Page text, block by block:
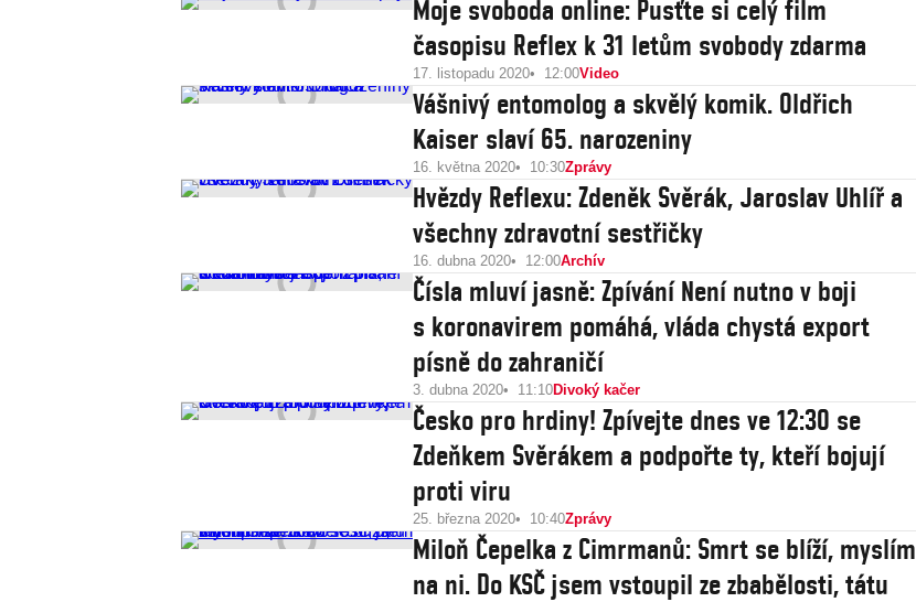
Moje svoboda online: Pusťte si celý film
časopisu Reflex k 31 letům svobody zdarma
17. listopadu 2020 12:00Video
Vášnivý entomolog a skvělý komik. Oldřich
Kaiser slaví 65. narozeniny
16. května 2020 10:30Zprávy
Hvězdy Reflexu: Zdeněk Svěrák, Jaroslav Uhlíř a
všechny zdravotní sestřičky
16. dubna 2020 12:00Archív
Čísla mluví jasně: Zpívání Není nutno v boji
s koronavirem pomáhá, vláda chystá export
písně do zahraničí
3. dubna 2020 11:10Divoký kačer
Česko pro hrdiny! Zpívejte dnes ve 12:30 se
Zdeňkem Svěrákem a podpořte ty, kteří bojují
proti viru
25. března 2020 10:40Zprávy
Miloň Čepelka z Cimrmanů: Smrt se blíží, myslím
na ni. Do KSČ jsem vstoupil ze zbabělosti, tátu